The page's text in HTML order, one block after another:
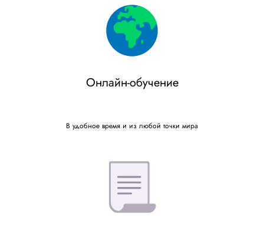
Онлайн-обучение
В удобное время и из любой точки мира